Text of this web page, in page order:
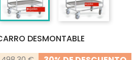
DESMONTABLE